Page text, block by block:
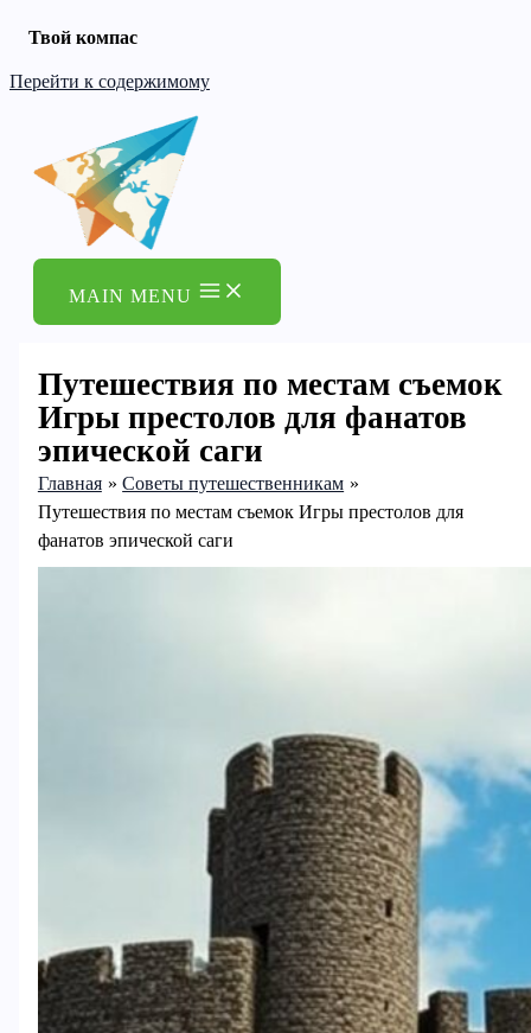
Твой компас
Перейти к содержимому
MAIN MENU
Путешествия по местам съемок
Игры престолов для фанатов
эпической саги
Главная
Советы путешественникам
Путешествия по местам съемок Игры престолов для
фанатов эпической саги